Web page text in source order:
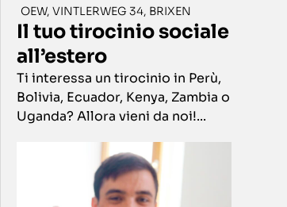
OEW, VINTLERWEG 34, BRIXEN
Il tuo tirocinio sociale
all’estero
Ti interessa un tirocinio in Perù,
Bolivia, Ecuador, Kenya, Zambia o
Uganda? Allora vieni da noi!...